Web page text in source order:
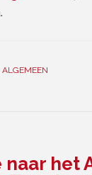
ALGEMEEN
naar het